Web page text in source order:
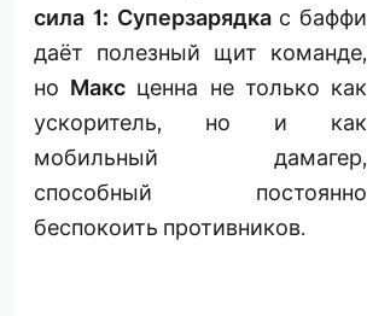
сила 1: Суперзарядкас баффи
даёт полезный щит команде,
но Макс ценна не только как
ускоритель, но и как
мобильный дамагер,
способный постоянно
беспокоить противников.